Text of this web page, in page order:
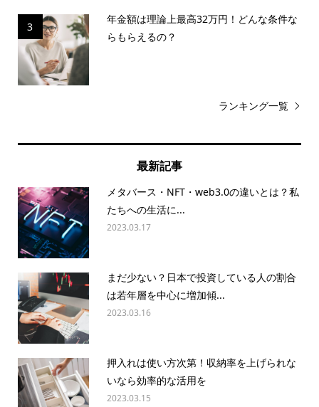
3
年金額は理論上最高32万円！どんな条件な
らもらえるの？
ランキング一覧
最新記事
メタバース・NFT・web3.0の違いとは？私
たちへの生活に...
2023.03.17
まだ少ない？日本で投資している人の割合
は若年層を中心に増加傾...
2023.03.16
押入れは使い方次第！収納率を上げられな
いなら効率的な活用を
2023.03.15